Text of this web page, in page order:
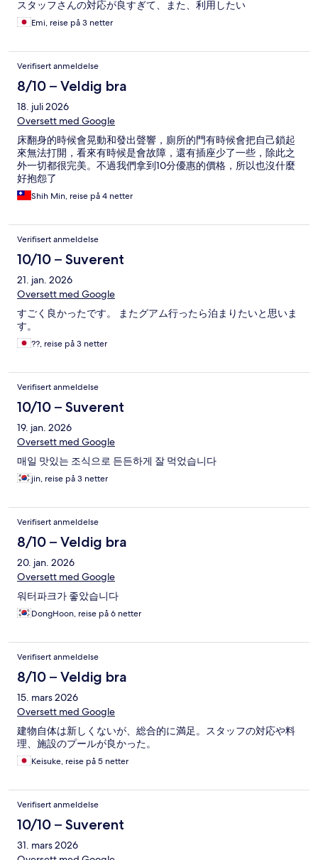
スタッフさんの対応が良すぎて、また、利用したい
Emi, reise på 3 netter
Verifisert anmeldelse
8/10 – Veldig bra
18. juli 2026
Oversett med Google
床翻身的時候會晃動和發出聲響，廁所的門有時候會把自己鎖起
來無法打開，看來有時候是會故障，還有插座少了一些，除此之
外一切都很完美。不過我們拿到10分優惠的價格，所以也沒什麼
好抱怨了
Shih Min, reise på 4 netter
Verifisert anmeldelse
10/10 – Suverent
21. jan. 2026
Oversett med Google
すごく良かったです。 またグアム行ったら泊まりたいと思いま
す。
??, reise på 3 netter
Verifisert anmeldelse
10/10 – Suverent
19. jan. 2026
Oversett med Google
매일 맛있는 조식으로 든든하게 잘 먹었습니다
jin, reise på 3 netter
Verifisert anmeldelse
8/10 – Veldig bra
20. jan. 2026
Oversett med Google
워터파크가 좋았습니다
DongHoon, reise på 6 netter
Verifisert anmeldelse
8/10 – Veldig bra
15. mars 2026
Oversett med Google
建物自体は新しくないが、総合的に満足。スタッフの対応や料
理、施設のプールが良かった。
Keisuke, reise på 5 netter
Verifisert anmeldelse
10/10 – Suverent
31. mars 2026